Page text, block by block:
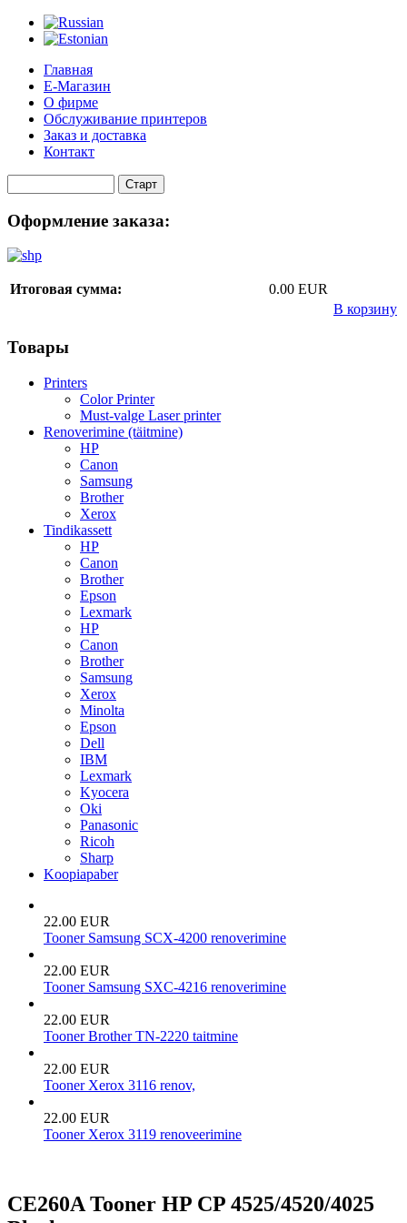
Главная
Е-Магазин
О фирме
Обслуживание принтеров
Заказ и доставка
Контакт
Оформление заказа:
Итоговая сумма:
0.00 EUR
В корзину
Товары
Printers
Color Printer
Must-valge Laser printer
Renoverimine (täitmine)
HP
Canon
Samsung
Brother
Xerox
Tindikassett
HP
Canon
Brother
Epson
Lexmark
HP
Canon
Brother
Samsung
Xerox
Minolta
Epson
Dell
IBM
Lexmark
Kyocera
Oki
Panasonic
Ricoh
Sharp
Koopiapaber
22.00 EUR
Tooner Samsung SCX-4200 renoverimine
22.00 EUR
Tooner Samsung SXC-4216 renoverimine
22.00 EUR
Tooner Brother TN-2220 taitmine
22.00 EUR
Tooner Xerox 3116 renov,
22.00 EUR
Tooner Xerox 3119 renoveerimine
CE260A Tooner HP CP 4525/4520/4025